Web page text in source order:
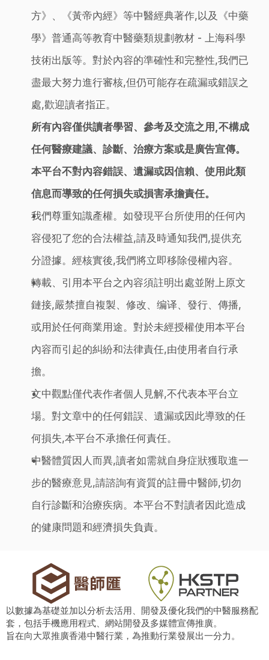
方》、《黃帝內經》等中醫經典著作,以及《中藥
學》普通高等教育中醫藥類規劃教材 - 上海科學
技術出版等。對於內容的準確性和完整性,我們已
盡最大努力進行審核,但仍可能存在疏漏或錯誤之
處,歡迎讀者指正。
所有內容僅供讀者學習、參考及交流之用,不構成
任何醫療建議、診斷、治療方案或是廣告宣傳。
本平台不對內容錯誤、遺漏或因信賴、使用此類
信息而導致的任何損失或損害承擔責任。
我們尊重知識產權。如發現平台所使用的任何內
容侵犯了您的合法權益,請及時通知我們,提供充
分證據。經核實後,我們將立即移除侵權內容。
轉載、引用本平台之內容須註明出處並附上原文
鏈接,嚴禁擅自複製、修改、编译、發行、傳播,
或用於任何商業用途。對於未經授權使用本平台
內容而引起的糾紛和法律責任,由使用者自行承
擔。
文中觀點僅代表作者個人見解,不代表本平台立
場。對文章中的任何錯誤、遺漏或因此導致的任
何損失,本平台不承擔任何責任。
中醫體質因人而異,讀者如需就自身症狀獲取進一
步的醫療意見,請諮詢有資質的註冊中醫師,切勿
自行診斷和治療疾病。本平台不對讀者因此造成
的健康問題和經濟損失負責。
以數據為基礎並加以分析去活用、開發及優化我們的中醫服務配
套，包括手機應用程式、網站開發及多媒體宣傳推廣。
旨在向大眾推廣香港中醫行業，為推動行業發展出一分力。